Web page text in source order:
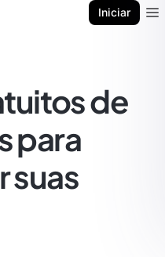
Iniciar
de
para
suas